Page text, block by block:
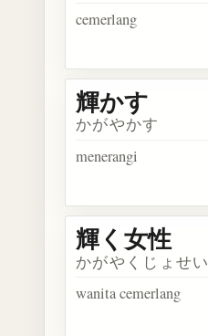
cemerlang
輝かす
かがやかす
menerangi
輝く女性
かがやくじょせい
wanita cemerlang